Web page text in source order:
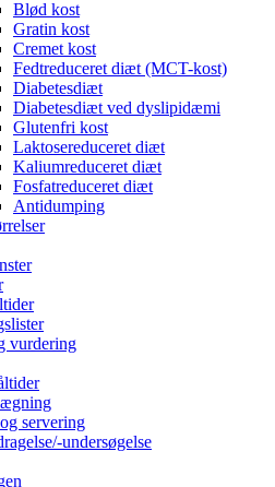
Blød kost
Gratin kost
Cremet kost
Fedtreduceret diæt (MCT-kost)
Diabetesdiæt
Diabetesdiæt ved dyslipidæmi
Glutenfri kost
Laktosereduceret diæt
Kaliumreduceret diæt
Fosfatreduceret diæt
Antidumping
vurdering
servering
undersøgelse